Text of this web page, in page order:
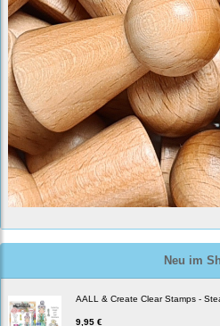
Neu im
AALL & Create Clear Stamps -
9,95 €